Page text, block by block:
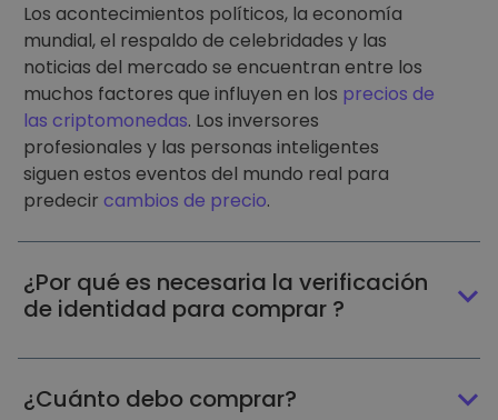
Los acontecimientos políticos, la economía
mundial, el respaldo de celebridades y las
noticias del mercado se encuentran entre los
muchos factores que influyen en los precios de
las criptomonedas. Los inversores
profesionales y las personas inteligentes
siguen estos eventos del mundo real para
predecir cambios de precio.
¿Por qué es necesaria la verificación
de identidad para comprar ?
¿Cuánto debo comprar?